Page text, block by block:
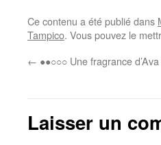
Ce contenu a été publié dans
Tampico. Vous pouvez le
← ●●○○○ Une fragrance
Laisser un